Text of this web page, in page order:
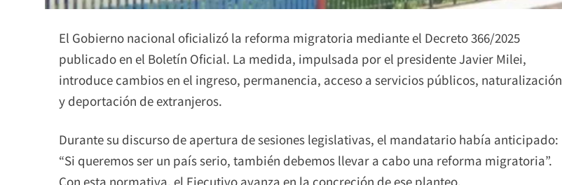
El Gobierno nacional oficializó la reforma migratoria mediante el Decreto 366/2025
publicado en el Boletín Oficial. La medida, impulsada por el presidente Javier Milei,
introduce cambios en el ingreso, permanencia, acceso a servicios públicos, naturalización
y deportación de extranjeros.
Durante su discurso de apertura de sesiones legislativas, el mandatario había anticipado:
“Si queremos ser un país serio, también debemos llevar a cabo una reforma migratoria”.
Con esta normativa, el Ejecutivo avanza en la concreción de ese planteo.